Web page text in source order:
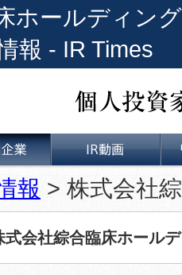
ホールディン
報 - IR Times
業 IR動画
報 > 株式会社
式会社綜合臨床ホール